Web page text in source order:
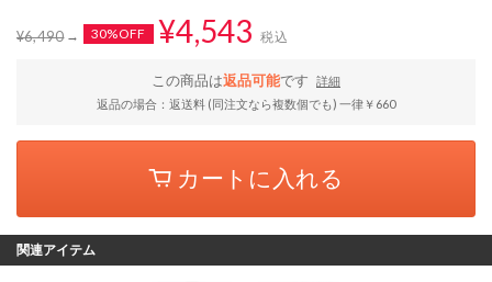
¥6,490 30%OFF ¥4,543 税込
この商品は返品可能です
詳細
返品の場合：返送料 (同注文なら複数個でも) 一律￥660
カートに入れる
関連アイテム